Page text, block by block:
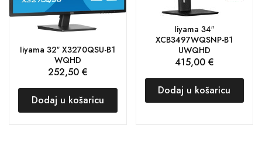
Iiyama 32″ X3270QSU-B1
WQHD
252,50 €
Dodaj u košaricu
Iiyama 34″
XCB3497WQSNP-B1
UWQHD
415,00 €
Dodaj u košaricu